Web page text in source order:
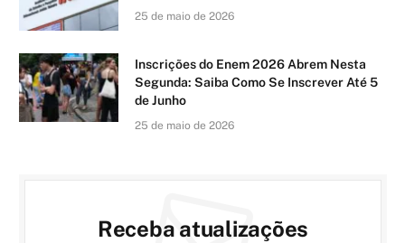
25 de maio de 2026
Inscrições do Enem 2026 Abrem Nesta
Segunda: Saiba Como Se Inscrever Até 5
de Junho
25 de maio de 2026
Receba atualizações